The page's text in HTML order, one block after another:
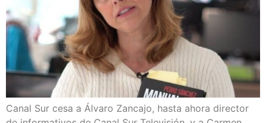
Canal Sur cesa a Álva­ro Zan­ca­jo, has­ta aho­ra direc­tor